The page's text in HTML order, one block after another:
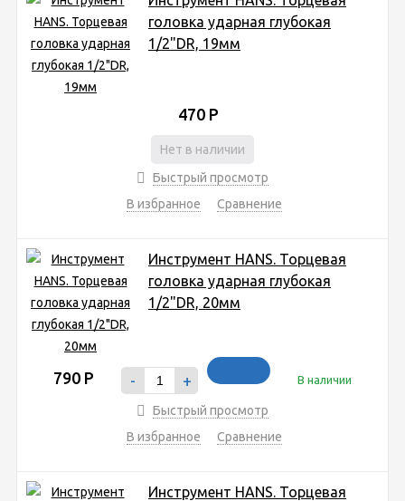
головка ударная глубокая
1/2"DR, 19мм
470 Р
Нет в наличии
Быстрый просмотр
В избранное
Сравнение
Инструмент HANS. Торцевая
головка ударная глубокая
1/2"DR, 20мм
790 Р - + В наличии
Быстрый просмотр
В избранное
Сравнение
Инструмент HANS. Торцевая